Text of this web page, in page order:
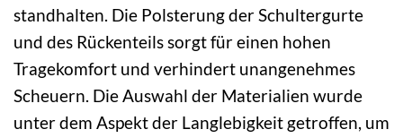
standhalten. Die Polsterung der Schultergurte
und des Rückenteils sorgt für einen hohen
Tragekomfort und verhindert unangenehmes
Scheuern. Die Auswahl der Materialien wurde
unter dem Aspekt der Langlebigkeit getroffen, um